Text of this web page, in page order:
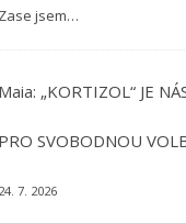
Zase jsem…
Maia: „KORTIZOL“ JE
PRO SVOBODNOU
24. 7. 2026